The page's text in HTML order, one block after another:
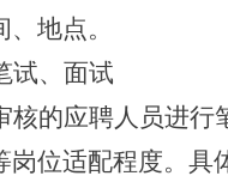
地点。
试、面试
核的应聘人员进
岗位适配程度。